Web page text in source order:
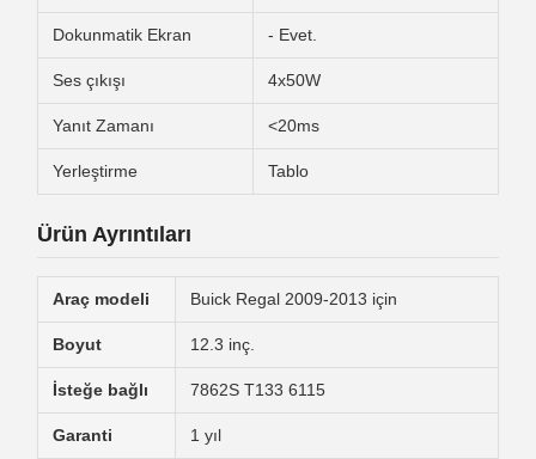
Dokunmatik Ekran - Evet.
Ses çıkışı 4x50W
Yanıt Zamanı <20ms
Yerleştirme Tablo
Ürün Ayrıntıları
Araç modeli Buick Regal 2009-2013 için
Boyut 12.3 inç.
İsteğe bağlı 7862S T133 6115
Garanti 1 yıl